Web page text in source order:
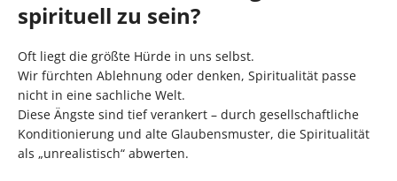
spirituell zu sein?
Oft liegt die größte Hürde in uns selbst.
Wir fürchten Ablehnung oder denken, Spiritualität passe
nicht in eine sachliche Welt.
Diese Ängste sind tief verankert – durch gesellschaftliche
Konditionierung und alte Glaubensmuster, die Spiritualität
als „unrealistisch“ abwerten.